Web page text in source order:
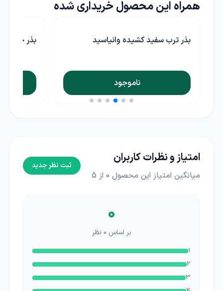
همراه این محصول خریداری شده
بذر ترب سفید کشیده وانیاسید
ناموجود
بذر چغندر
امتیاز و نظرات کاربران
میانگین امتیاز این محصول 0 از 5
ثبت نظر جدید
0
بر اساس 0 نظر
1
2
3